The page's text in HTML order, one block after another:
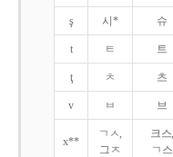
ş 시* 슈
t ㅌ 트
ţ ㅊ 츠
v ㅂ 브
x**
ㄱㅅ,
그ㅈ
크스,
ㄱ스